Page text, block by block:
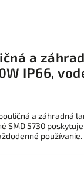
a
IP66,
a záhradná
SMD 5730
používanie.